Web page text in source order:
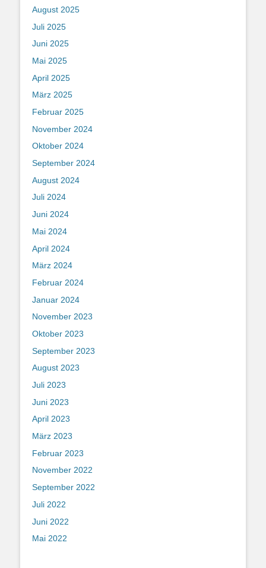
August 2025
Juli 2025
Juni 2025
Mai 2025
April 2025
März 2025
Februar 2025
November 2024
Oktober 2024
September 2024
August 2024
Juli 2024
Juni 2024
Mai 2024
April 2024
März 2024
Februar 2024
Januar 2024
November 2023
Oktober 2023
September 2023
August 2023
Juli 2023
Juni 2023
April 2023
März 2023
Februar 2023
November 2022
September 2022
Juli 2022
Juni 2022
Mai 2022